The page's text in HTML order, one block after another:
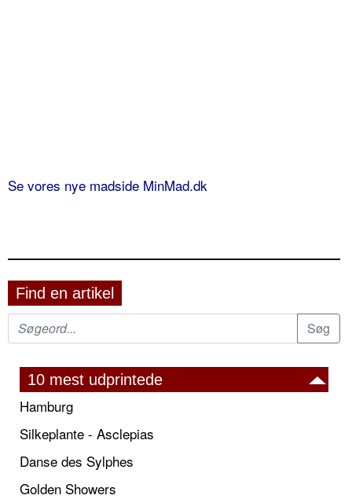
Se vores nye madside MinMad.dk
Find en artikel
10 mest udprintede
Hamburg
Silkeplante - Asclepias
Danse des Sylphes
Golden Showers